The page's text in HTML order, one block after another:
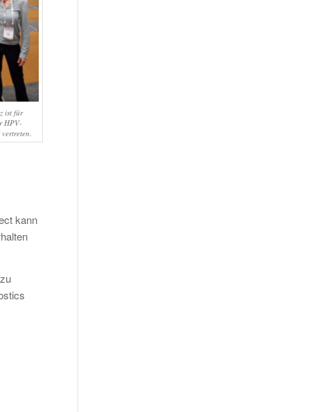
ist für
HPV-
kann